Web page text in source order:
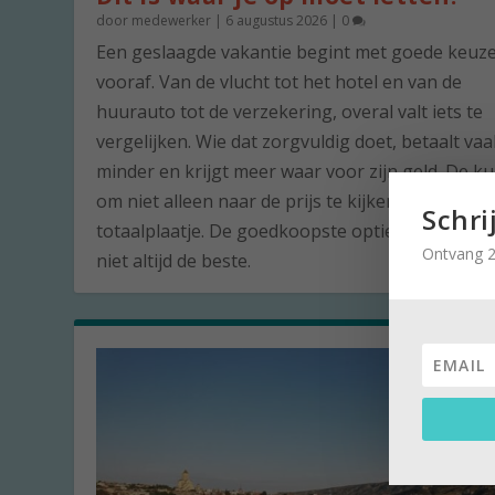
door medewerker | 6 augustus 2026 | 0
Een geslaagde vakantie begint met goede
vooraf. Van de vlucht tot het hotel en van de
huurauto tot de verzekering, overal valt iets te
vergelijken. Wie dat zorgvuldig doet, betaalt
minder en krijgt meer waar voor zijn geld. De
om niet alleen naar de prijs te kijken, maar naar
totaalplaatje. De goedkoopste optie is namelijk
niet altijd de beste.
Ontvang